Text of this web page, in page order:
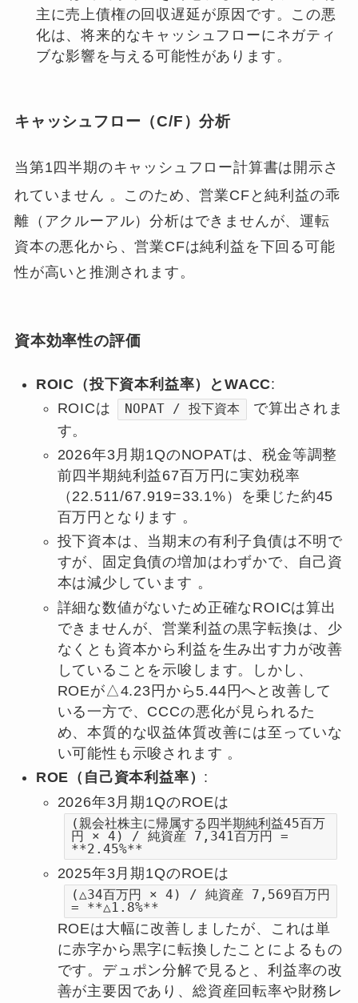
主に売上債権の回収遅延が原因です。この悪
化は、将来的なキャッシュフローにネガティ
ブな影響を与える可能性があります。
キャッシュフロー（C/F）分析
当第1四半期のキャッシュフロー計算書は開示さ
れていません 。このため、営業CFと純利益の乖
離（アクルーアル）分析はできませんが、運転
資本の悪化から、営業CFは純利益を下回る可能
性が高いと推測されます。
資本効率性の評価
ROIC（投下資本利益率）とWACC:
ROICは
NOPAT / 投下資本
で算出されま
す。
2026年3月期1QのNOPATは、税金等調整
前四半期純利益67百万円に実効税率
（22.511/67.919=33.1%）を乗じた約45
百万円となります 。
投下資本は、当期末の有利子負債は不明で
すが、固定負債の増加はわずかで、自己資
本は減少しています 。
詳細な数値がないため正確なROICは算出
できませんが、営業利益の黒字転換は、少
なくとも資本から利益を生み出す力が改善
していることを示唆します。しかし、
ROEが△4.23円から5.44円へと改善して
いる一方で、CCCの悪化が見られるた
め、本質的な収益体質改善には至っていな
い可能性も示唆されます 。
ROE（自己資本利益率） :
2026年3月期1QのROEは
(親会社株主に帰属する四半期純利益45百万
円 × 4) / 純資産 7,341百万円 =
**2.45%**
2025年3月期1QのROEは
(△34百万円 × 4) / 純資産 7,569百万円
= **△1.8%**
ROEは大幅に改善しましたが、これは単
に赤字から黒字に転換したことによるもの
です。デュポン分解で見ると、利益率の改
善が主要因であり、総資産回転率や財務レ